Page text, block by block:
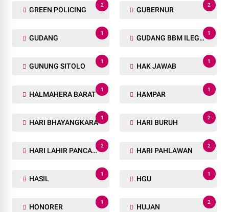
GREEN POLICING
2
GUBERNUR
2
GUDANG
1
GUDANG BBM ILEGAL
1
GUNUNG SITOLO
1
HAK JAWAB
1
HALMAHERA BARAT
1
HAMPAR
1
HARI BHAYANGKARA
1
HARI BURUH
2
HARI LAHIR PANCASILA
2
HARI PAHLAWAN
2
HASIL
1
HGU
1
HONORER
1
HUJAN
2